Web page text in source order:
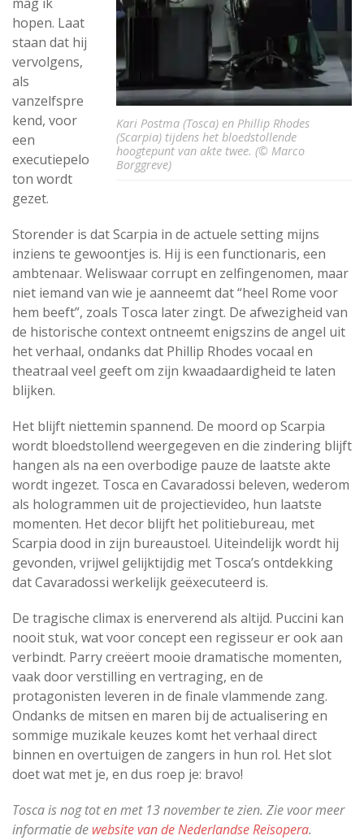
Kari Postma (Tosca) en Phillip Rhodes
(Scarpia) tijdens het bloedstollende
hoogtepunt van akte twee. (© Marco
Borggreve)
hopen. Laat
staan dat hij
vervolgens,
als
vanzelfspre
kend, voor
een
executiepelo
ton wordt
gezet.
Storender is dat Scarpia in de actuele setting mijns
inziens te gewoontjes is. Hij is een functionaris, een
ambtenaar. Weliswaar corrupt en zelfingenomen, maar
niet iemand van wie je aanneemt dat “heel Rome voor
hem beeft”, zoals Tosca later zingt. De afwezigheid van
de historische context ontneemt enigszins de angel uit
het verhaal, ondanks dat Phillip Rhodes vocaal en
theatraal veel geeft om zijn kwaadaardigheid te laten
blijken.
Het blijft niettemin spannend. De moord op Scarpia
wordt bloedstollend weergegeven en die zindering blijft
hangen als na een overbodige pauze de laatste akte
wordt ingezet. Tosca en Cavaradossi beleven, wederom
als hologrammen uit de projectievideo, hun laatste
momenten. Het decor blijft het politiebureau, met
Scarpia dood in zijn bureaustoel. Uiteindelijk wordt hij
gevonden, vrijwel gelijktijdig met Tosca’s ontdekking
dat Cavaradossi werkelijk geëxecuteerd is.
De tragische climax is enerverend als altijd. Puccini kan
nooit stuk, wat voor concept een regisseur er ook aan
verbindt. Parry creëert mooie dramatische momenten,
vaak door verstilling en vertraging, en de
protagonisten leveren in de finale vlammende zang.
Ondanks de mitsen en maren bij de actualisering en
sommige muzikale keuzes komt het verhaal direct
binnen en overtuigen de zangers in hun rol. Het slot
doet wat met je, en dus roep je: bravo!
Tosca is nog tot en met 13 november te zien. Zie voor meer
informatie de website van de Nederlandse Reisopera.